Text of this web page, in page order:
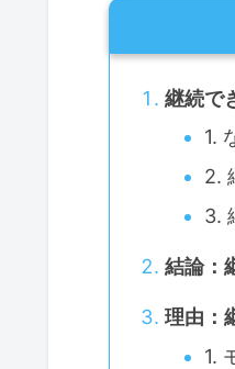
継続で
1.
2.
3.
結論：
理由：
1.